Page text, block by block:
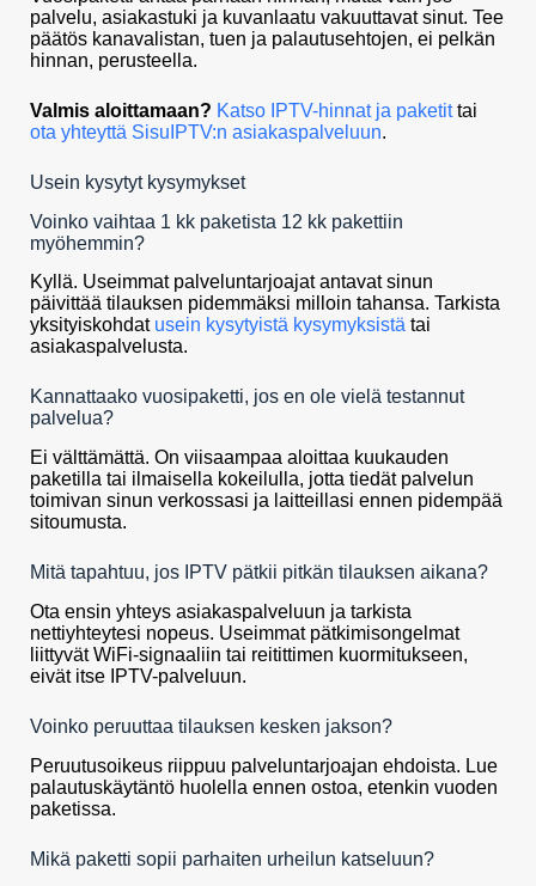
palvelu, asiakastuki ja kuvanlaatu vakuuttavat sinut. Tee
päätös kanavalistan, tuen ja palautusehtojen, ei pelkän
hinnan, perusteella.
Valmis aloittamaan? Katso IPTV-hinnat ja paketittai
ota yhteyttä SisuIPTV:n asiakaspalveluun.
Usein kysytyt kysymykset
Voinko vaihtaa 1 kk paketista 12 kk pakettiin
myöhemmin?
Kyllä. Useimmat palveluntarjoajat antavat sinun
päivittää tilauksen pidemmäksi milloin tahansa. Tarkista
yksityiskohdat usein kysytyistä kysymyksistä tai
asiakaspalvelusta.
Kannattaako vuosipaketti, jos en ole vielä testannut
palvelua?
Ei välttämättä. On viisaampaa aloittaa kuukauden
paketilla tai ilmaisella kokeilulla, jotta tiedät palvelun
toimivan sinun verkossasi ja laitteillasi ennen pidempää
sitoumusta.
Mitä tapahtuu, jos IPTV pätkii pitkän tilauksen aikana?
Ota ensin yhteys asiakaspalveluun ja tarkista
nettiyhteytesi nopeus. Useimmat pätkimisongelmat
liittyvät WiFi-signaaliin tai reitittimen kuormitukseen,
eivät itse IPTV-palveluun.
Voinko peruuttaa tilauksen kesken jakson?
Peruutusoikeus riippuu palveluntarjoajan ehdoista. Lue
palautuskäytäntö huolella ennen ostoa, etenkin vuoden
paketissa.
Mikä paketti sopii parhaiten urheilun katseluun?